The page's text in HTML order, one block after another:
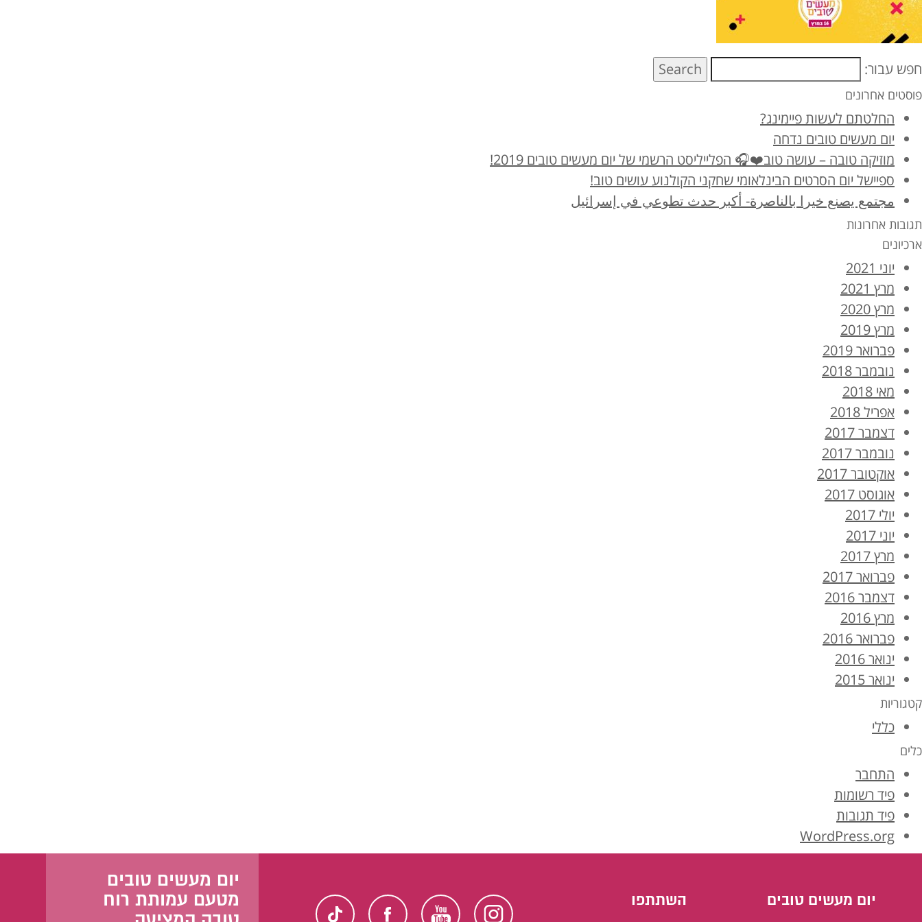
חפש עבור: Search
פוסטים אחרונים
החלטתם לעשות פיימינג?
יום מעשים טובים נדחה
מוזיקה טובה – עושה טוב❤️🎧 הפלייליסט הרשמי של יום מעשים טובים 2019!
ספיישל יום הסרטים הבינלאומי שחקני הקולנוע עושים טוב!
مجتمع يصنع خيرا بالناصرة- أكبر حدث تطوعي في إسرائيل
תגובות אחרונות
ארכיונים
יוני 2021
מרץ 2021
מרץ 2020
מרץ 2019
פברואר 2019
נובמבר 2018
מאי 2018
אפריל 2018
דצמבר 2017
נובמבר 2017
אוקטובר 2017
אוגוסט 2017
יולי 2017
יוני 2017
מרץ 2017
פברואר 2017
דצמבר 2016
מרץ 2016
פברואר 2016
ינואר 2016
ינואר 2015
קטגוריות
כללי
כלים
התחבר
פיד רשומות
פיד תגובות
WordPress.org
יום מעשים טובים השתתפו
יום מעשים טובים
מטעם עמותת רוח